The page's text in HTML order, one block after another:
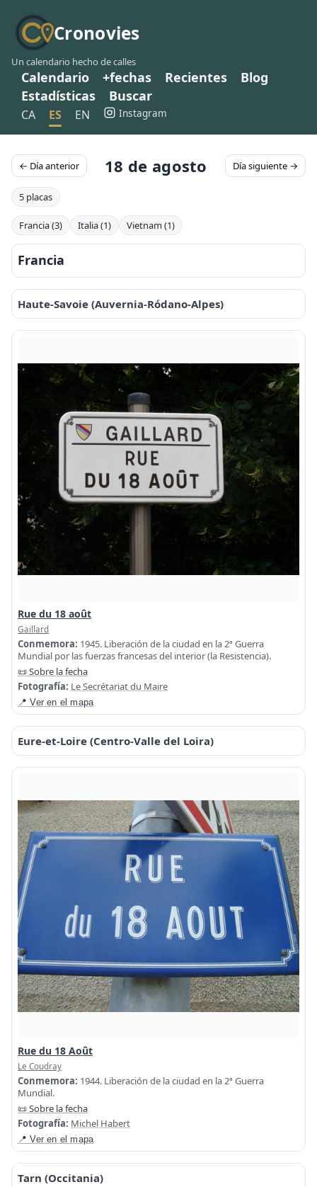
Cronovies
Un calendario hecho de calles
Calendario +fechas Recientes
Blog
Estadísticas
Buscar
CA ES EN Instagram
← Día anterior 18 de agosto Día siguiente →
5 placas
Francia (3) Italia (1) Vietnam (1)
Francia
Haute-Savoie (Auvernia-Ródano-Alpes)
Rue du 18 août
Gaillard
Conmemora: 1945. Liberación de la ciudad en la 2ª Guerra
Mundial por las fuerzas francesas del interior (la Resistencia).
📜 Sobre la fecha
Fotografía: Le Secrétariat du Maire
📍 Ver en el mapa
Eure-et-Loire (Centro-Valle del Loira)
Rue du 18 Août
Le Coudray
Conmemora: 1944. Liberación de la ciudad en la 2ª Guerra
Mundial.
📜 Sobre la fecha
Fotografía: Michel Habert
📍 Ver en el mapa
Tarn (Occitania)